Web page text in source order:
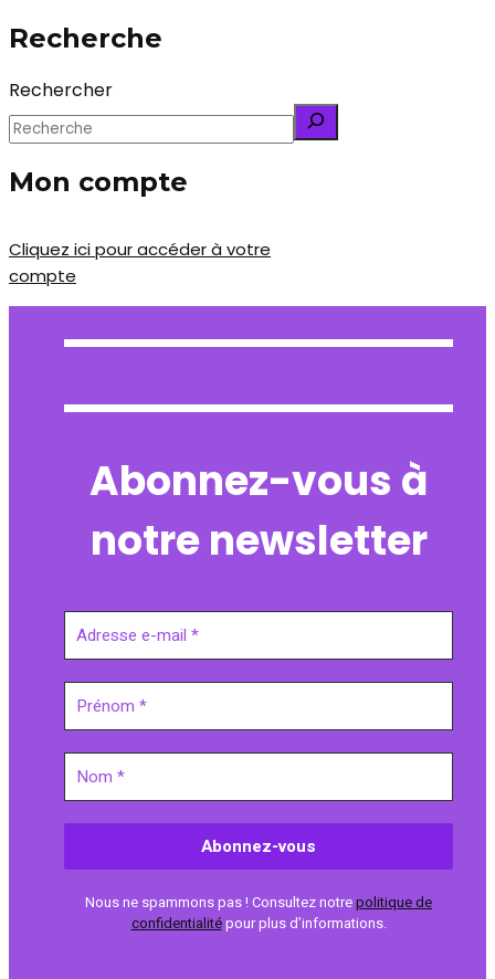
Recherche
Rechercher
Mon compte
Cliquez ici pour accéder à votre
compte
Abonnez-vous à
notre newsletter
Nous ne spammons pas ! Consultez notrepolitique de
confidentialitépour plus d’informations.